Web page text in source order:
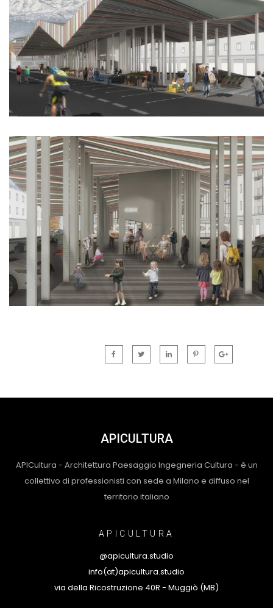
APICULTURA
APICultura - Architettura Paesaggio Ingegneria Cultura - è un
collettivo di professionisti con sede a Milano e diffuso nel
territorio italiano
APICULTURA
@apicultura.studio
info(at)apicultura.studio
via della Ricostruzione 40R - Muggiò (MB)